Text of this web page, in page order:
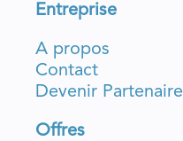
Entreprise
A propos
Contact
Devenir Partenaire
Offres